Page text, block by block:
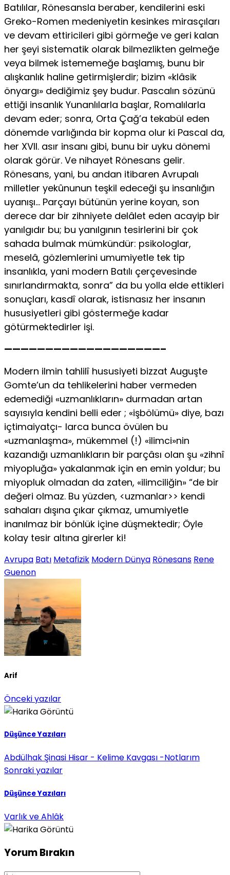
Batılılar, Rönesansla beraber, kendilerini eski
Greko-Romen medeniyetin kesinkes mirasçıları
ve devam ettiricileri gibi görmeğe ve geri kalan
her şeyi sistematik olarak bilmezlikten gelmeğe
veya bilmek istememeğe başlamış, bunu bir
alışkanlık haline getirmişlerdir; bizim «klâsik
önyargı» dediğimiz şey budur. Pascalın sözünü
ettiği insanlık Yunanlılarla başlar, Romalılarla
devam eder; sonra, Orta Çağ’a tekabül eden
dönemde varlığında bir kopma olur ki Pascal da,
her XVII. asır insanı gibi, bunu bir uyku dönemi
olarak görür. Ve nihayet Rönesans gelir.
Rönesans, yani, bu andan itibaren Avrupalı
milletler yekûnunun teşkil edeceği şu insanlığın
uyanışı… Parçayı bütünün yerine koyan, son
derece dar bir zihniyete delâlet eden acayip bir
yanılgıdır bu; bu yanılgının tesirlerini bir çok
sahada bulmak mümkündür: psikologlar,
meselâ, gözlemlerini umumiyetle tek tip
insanlıkla, yani modern Batılı çerçevesinde
sınırlandırmakta, sonra” da bu yolla elde ettikleri
sonuçları, kasdî olarak, istisnasız her insanın
hususiyetleri gibi göstermeğe kadar
götürmektedirler işi.
———————————————————–
Modern ilmin tahlilî hususiyeti bizzat Auguşte
Gomte’un da tehlikelerini haber vermeden
edemediği «uzmanlıkların» durmadan artan
sayısıyla kendini belli eder ; «işbölümü» diye, bazı
içtimaiyatçı- larca bunca övülen bu
«uzmanlaşma», mükemmel (!) «ilimci»nin
kazandığı uzmanlıkların bir parçâsı olan şu «zihnî
miyopluğa» yakalanmak için en emin yoldur; bu
miyopluk olmadan da zaten, «ilimciliğin» “de bir
değeri olmaz. Bu yüzden, <uzmanlar>> kendi
sahaları dışına çıkar çıkmaz, umumiyetle
inanılmaz bir bönlük içine düşmektedir; Öyle
kolay tesir altına girerler ki!
Avrupa Batı Metafizik Modern Dünya Rönesans Rene
Guenon
Arif
Önceki yazılar
Düşünce Yazıları
Abdülhak Şinasi Hisar - Kelime Kavgası -Notlarım
Sonraki yazılar
Düşünce Yazıları
Varlık ve Ahlâk
Yorum Bırakın